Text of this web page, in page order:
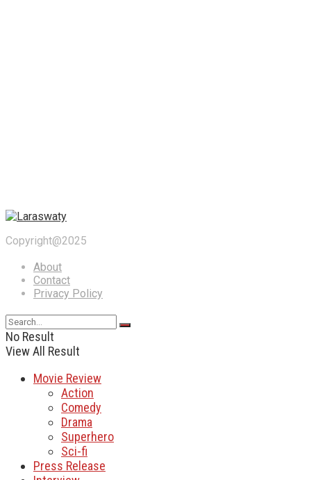
Copyright@2025
About
Contact
Privacy Policy
No Result
View All Result
Movie Review
Action
Comedy
Drama
Superhero
Sci-fi
Press Release